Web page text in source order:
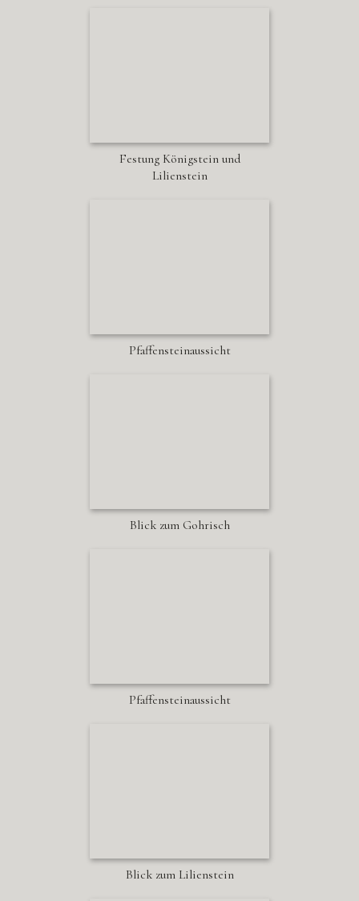
Festung Königstein und
Lilienstein
Pfaffensteinaussicht
Blick zum Gohrisch
Pfaffensteinaussicht
Blick zum Lilienstein